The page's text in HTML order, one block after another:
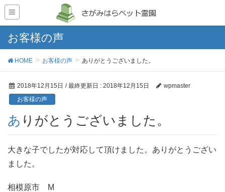
お客様の声
HOME お客様の声 ありがとうございました。
2018年12月15日 / 最終更新日 : 2018年12月15日
wpmaster
お客様の声
ありがとうございました。
大きな子でしたが対応して頂けました。ありがとうござい
ました。
相模原市 M